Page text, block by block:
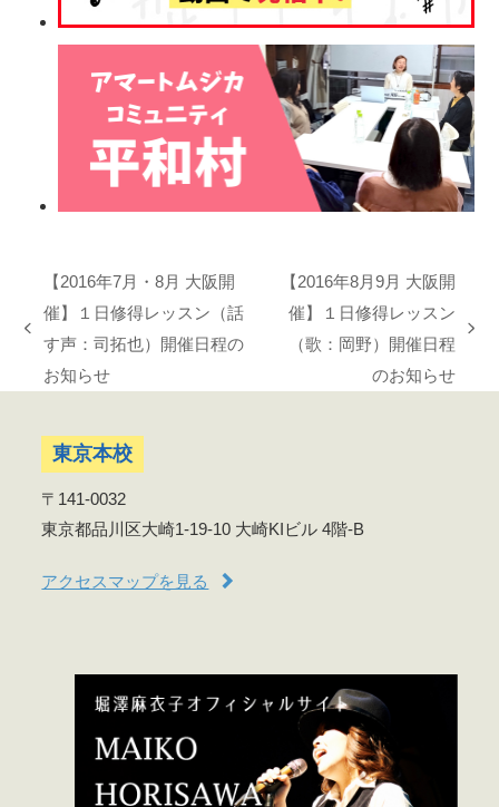
previous
post:
【2016年7月・8月 大阪開
催】１日修得レッスン（話
す声：司拓也）開催日程の
お知らせ
next
【2016年8月9月 大阪開
催】１日修得レッスン
（歌：岡野）開催日程
のお知らせ
東京本校
〒141-0032
東京都品川区大崎1-19-10 大崎KIビル 4階-B
アクセスマップを見る